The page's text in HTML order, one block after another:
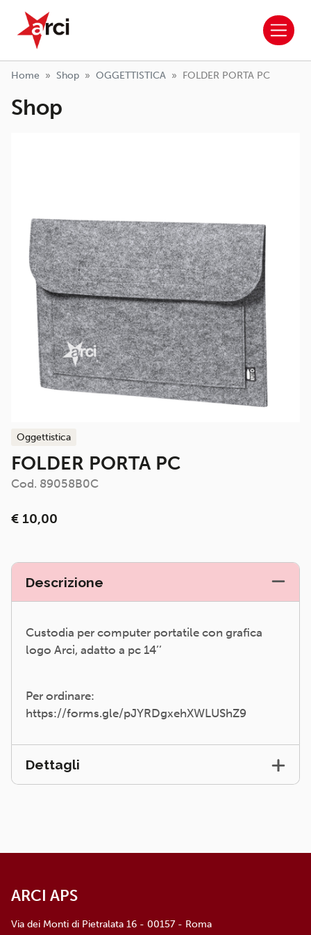
Salta al contenuto principale
ARCI APS
Home Shop OGGETTISTICA FOLDER PORTA PC
Shop
oggettistica
FOLDER PORTA PC
Cod. 89058B0C
€ 10,00
Descrizione
Custodia per computer portatile con grafica
logo Arci, adatto a pc 14’’
Per ordinare:
https://forms.gle/pJYRDgxehXWLUShZ9
Dettagli
ARCI APS
Via dei Monti di Pietralata 16 - 00157 - Roma